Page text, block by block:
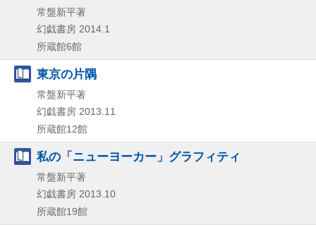
常盤新平著
幻戯書房 2014.1
所蔵館6館
東京の片隅
常盤新平著
幻戯書房 2013.11
所蔵館12館
私の「ニューヨーカー」グラフィティ
常盤新平著
幻戯書房 2013.10
所蔵館19館